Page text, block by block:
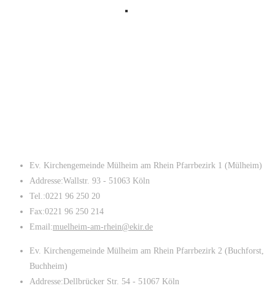
Ev. Kirchengemeinde Mülheim am Rhein Pfarrbezirk 1 (Mülheim)
Addresse:Wallstr. 93 - 51063 Köln
Tel.:0221 96 250 20
Fax:0221 96 250 214
Email:muelheim-am-rhein@ekir.deOpens
Ev. Kirchengemeinde Mülheim am Rhein Pfarrbezirk 2 (Buchforst,
Buchheim)
Addresse:Dellbrücker Str. 54 - 51067 Köln